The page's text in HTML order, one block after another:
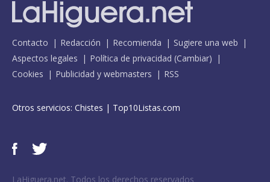
Contacto Redacción Recomienda
Sugiere una web
Aspectos legales
Política de privacidad (Cambiar)
Cookies
Publicidad y webmasters RSS
Otros servicios: Chistes | Top10Listas.com
LaHiguera.net. Todos los derechos reservados